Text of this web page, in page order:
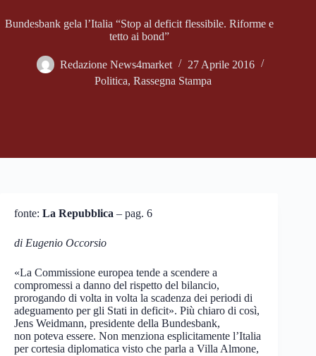
Bundesbank gela l’Italia “Stop al deficit flessibile. Riforme e
tetto ai bond”
Redazione News4market
27 Aprile 2016
Politica,Rassegna Stampa
fonte: La Repubblica – pag. 6
di Eugenio Occorsio
«La Commissione europea tende a scendere a
compromessi a danno del rispetto del bilancio,
prorogando di volta in volta la scadenza dei periodi di
adeguamento per gli Stati in deficit». Più chiaro di così,
Jens Weidmann, presidente della Bundesbank,
non poteva essere. Non menziona esplicitamente l’Italia
per cortesia diplomatica visto che parla a Villa Almone,